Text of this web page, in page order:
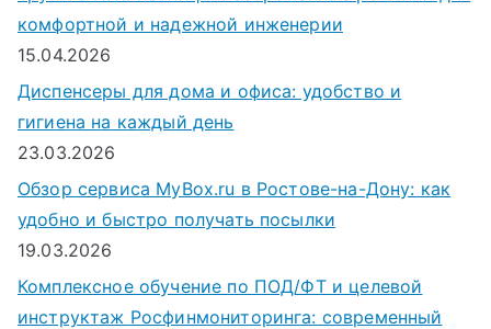
комфортной и надежной инженерии
15.04.2026
Диспенсеры для дома и офиса: удобство и
гигиена на каждый день
23.03.2026
Обзор сервиса MyBox.ru в Ростове-на-Дону: как
удобно и быстро получать посылки
19.03.2026
Комплексное обучение по ПОД/ФТ и целевой
инструктаж Росфинмониторинга: современный